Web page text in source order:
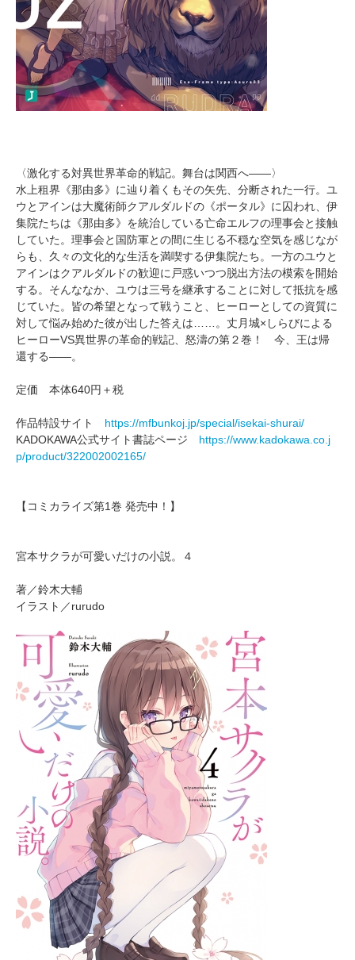
〈激化する対異世界革命的戦記。舞台は関西へ――〉
水上租界《那由多》に辿り着くもその矢先、分断された一行。ユ
ウとアインは大魔術師クアルダルドの《ポータル》に囚われ、伊
集院たちは《那由多》を統治している亡命エルフの理事会と接触
していた。理事会と国防軍との間に生じる不穏な空気を感じなが
らも、久々の文化的な生活を満喫する伊集院たち。一方のユウと
アインはクアルダルドの歓迎に戸惑いつつ脱出方法の模索を開始
する。そんななか、ユウは三号を継承することに対して抵抗を感
じていた。皆の希望となって戦うこと、ヒーローとしての資質に
対して悩み始めた彼が出した答えは……。丈月城×しらびによる
ヒーローVS異世界の革命的戦記、怒濤の第２巻！ 今、王は帰
還する――。
定価 本体640円＋税
作品特設サイト https://mfbunkoj.jp/special/isekai-shurai/
KADOKAWA公式サイト書誌ページ https://www.kadokawa.co.j
p/product/322002002165/
【コミカライズ第1巻 発売中！】
宮本サクラが可愛いだけの小説。４
著／鈴木大輔
イラスト／rurudo